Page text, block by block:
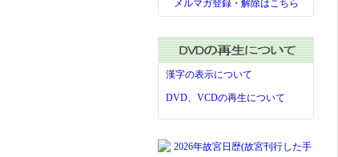
メルマガ登録・解除はこちら
漢字の表示について
DVD、VCDの再生について